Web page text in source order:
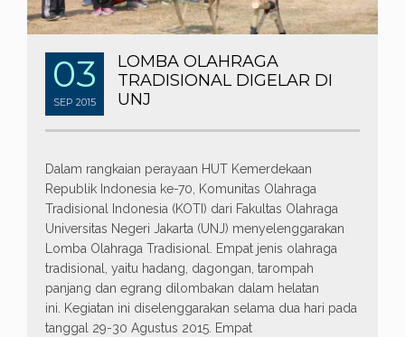
03
SEP 2015
LOMBA OLAHRAGA
TRADISIONAL DIGELAR DI
UNJ
Dalam rangkaian perayaan HUT Kemerdekaan
Republik Indonesia ke-70, Komunitas Olahraga
Tradisional Indonesia (KOTI) dari Fakultas Olahraga
Universitas Negeri Jakarta (UNJ) menyelenggarakan
Lomba Olahraga Tradisional. Empat jenis olahraga
tradisional, yaitu hadang, dagongan, tarompah
panjang dan egrang dilombakan dalam helatan
ini. Kegiatan ini diselenggarakan selama dua hari pada
tanggal 29-30 Agustus 2015. Empat